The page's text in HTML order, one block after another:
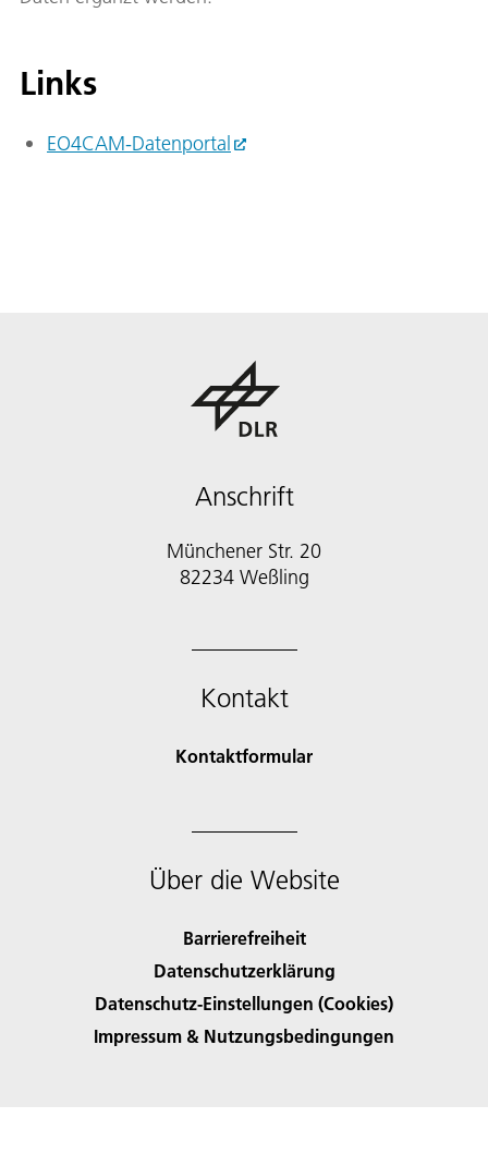
Links
EO4CAM-Datenportal
Anschrift
Münchener Str. 20
82234 Weßling
Kontakt
Kontaktformular
Über die Website
Barrierefreiheit
Datenschutzerklärung
Datenschutz-Einstellungen (Cookies)
Impressum & Nutzungsbedingungen